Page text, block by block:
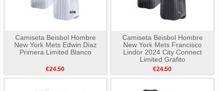
Camiseta Beisbol Hombre
New York Mets Edwin Diaz
Primera Limited Blanco
€24.50
Camiseta Beisbol Hombre
New York Mets Francisco
Lindor 2024 City Connect
Limited Grafito
€24.50